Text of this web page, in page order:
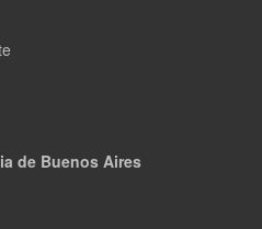
de Buenos Aires